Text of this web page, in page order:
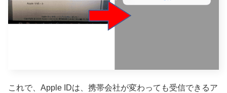
これで、Apple IDは、携帯会社が変わっても受信できるア